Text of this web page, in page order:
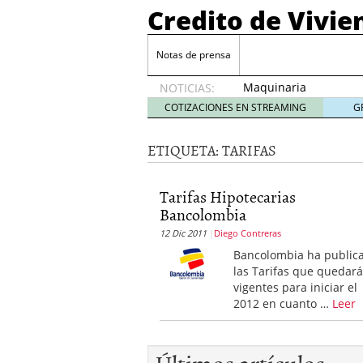
Credito de
Notas de prensa
NOTICIAS:
Maquinaria
para
Buffet:
para un
Servicio
y
Profesional
23
diciembre,
2024
Estudio de
Cómo Organizar una
COTIZACIONES EN STREAMING
ETIQUETA:TARIFAS
Tarifas Hipotecarias
Bancolombia
12 Dic 2011 Diego Contreras
Bancolombia ha
las Tarifas que
vigentes para iniciar el
2012 en cuanto … Leer